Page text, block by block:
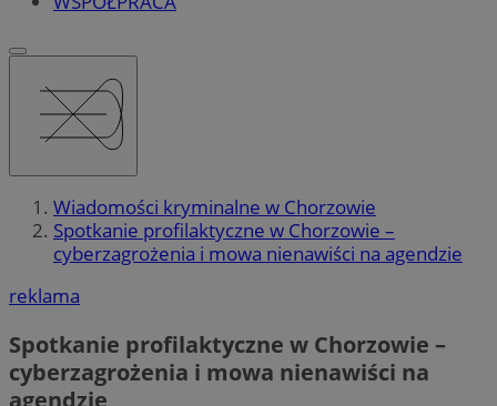
Wiadomości kryminalne w Chorzowie
Spotkanie profilaktyczne w Chorzowie –
cyberzagrożenia i mowa nienawiści na agendzie
reklama
Spotkanie profilaktyczne w Chorzowie –
cyberzagrożenia i mowa nienawiści na
agendzie